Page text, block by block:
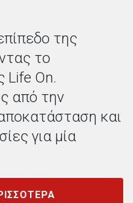
της
το
Life On.
από την
και
για μία